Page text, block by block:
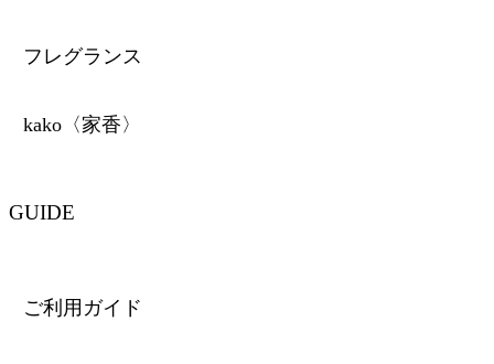
フレグランス
kako〈家香〉
GUIDE
ご利用ガイド